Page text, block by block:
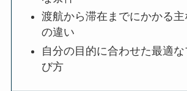
渡航から滞在までにかかる
の違い
自分の目的に合わせた最適
び方